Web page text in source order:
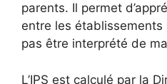
parents. Il permet
entre les
pas être interprété de
L’IPS est calculé par la